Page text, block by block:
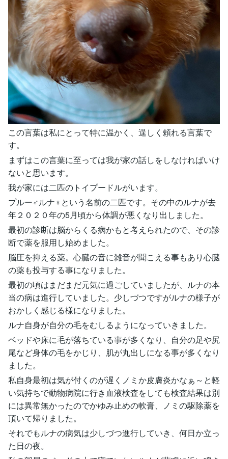
この言葉は私にとって特に温かく、逞しく頼れる言葉で
す。
まずはこの言葉に至っては我が家の話しをしなければいけ
ないと思います。
我が家には二匹のトイプードルがいます。
プルー♂ルナ♀という名前の二匹です。その中のルナが去
年２０２０年の5月頃から体調が悪くなり出しました。
最初の診断は脳からくる病かもと考えられたので、その診
断で薬を服用し始めました。
脳圧を抑える薬。心臓の音に雑音が聞こえる事もあり心臓
の薬も投与する事になりました。
最初の頃はまだまだ元気に過ごしていましたが、ルナの本
当の病は進行していました。少しづつですがルナの様子が
おかしく感じる様になりました。
ルナ自身が自分の毛をむしるようになっていきました。
ベッドや床に毛が落ちている事が多くなり、自分の足や尻
尾など身体の毛をかじり、肌が丸出しになる事が多くなり
ました。
私自身最初は気が付くのが遅くノミか皮膚炎かなぁ～と軽
い気持ちで動物病院に行き血液検査をしても検査結果は別
には異常無かったのでかゆみ止めの軟膏、ノミの駆除薬を
頂いて帰りました。
それでもルナの病気は少しづつ進行していき、何日か立っ
た日の夜。